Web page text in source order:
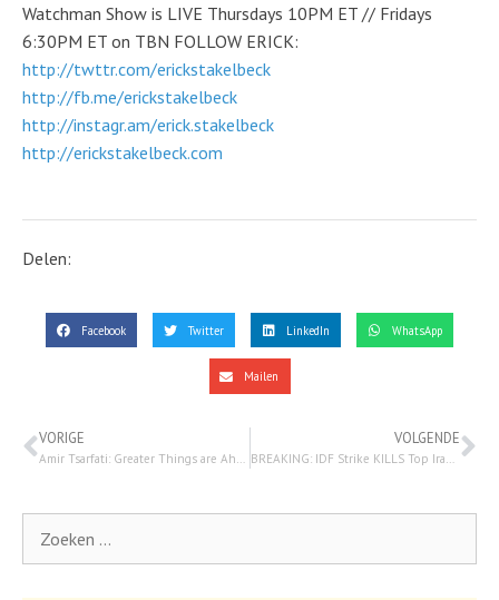
Watchman Show is LIVE Thursdays 10PM ET // Fridays
6:30PM ET on TBN FOLLOW ERICK:
http://twttr.com/erickstakelbeck
http://fb.me/erickstakelbeck
http://instagr.am/erick.stakelbeck
http://erickstakelbeck.com
Delen:
Facebook Twitter LinkedIn WhatsApp
Mailen
VORIGE VOLGENDE